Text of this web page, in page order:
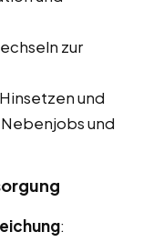
zur
und
und
: